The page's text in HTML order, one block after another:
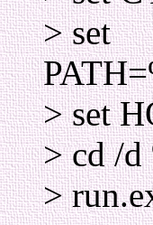
> set
> set
> cd /
>